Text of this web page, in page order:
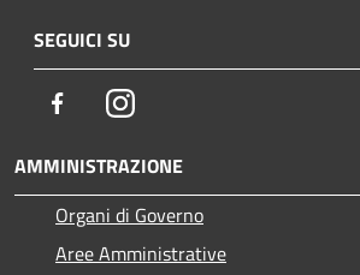
SEGUICI SU
FacebookInstagram
AMMINISTRAZIONE
Organi di Governo
Aree Amministrative